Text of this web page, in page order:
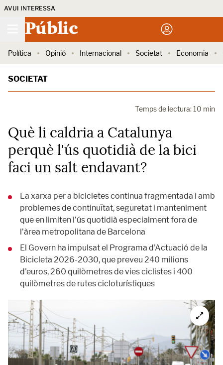
AVUI INTERESSA
Públic
Política Opinió Internacional Societat Economia
SOCIETAT
Temps de lectura: 10 min
Què li caldria a Catalunya
perquè l'ús quotidià de la bici
faci un salt endavant?
La xarxa per a bicicletes continua fragmentada i amb
problemes de continuïtat, seguretat i manteniment
que en limiten l’ús quotidià especialment fora de
l’àrea metropolitana de Barcelona
El Govern ha impulsat el Programa d'Actuació de la
Bicicleta 2026-2030, que preveu 240 milions
d'euros, 260 quilòmetres de vies ciclistes i 400
quilòmetres de rutes cicloturístiques